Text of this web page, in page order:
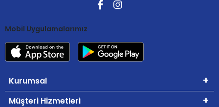
Mobil Uygulamalarımız
Kurumsal
Müşteri Hizmetleri